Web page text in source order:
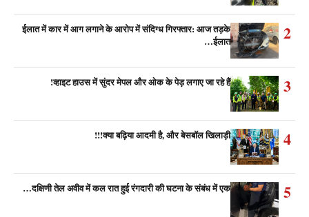
2
ईलात में कार में आग लगाने के आरोप में संदिग्ध गिरफ्तार: आज तड़के
ईलात…
3
व्हाइट हाउस में सुंदर मेपल और ओक के पेड़ लगाए जा रहे हैं!
4
क्या बढ़िया आदमी है, और बेसबॉल खिलाड़ी!!!
5
दक्षिणी तेल अवीव में कल रात हुई रंगदारी की घटना के संबंध में एक…